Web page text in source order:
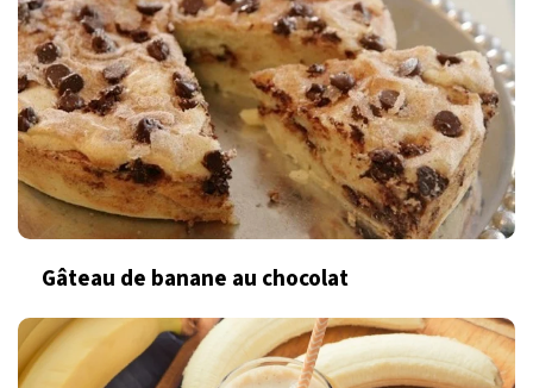
Gâteau de banane au chocolat